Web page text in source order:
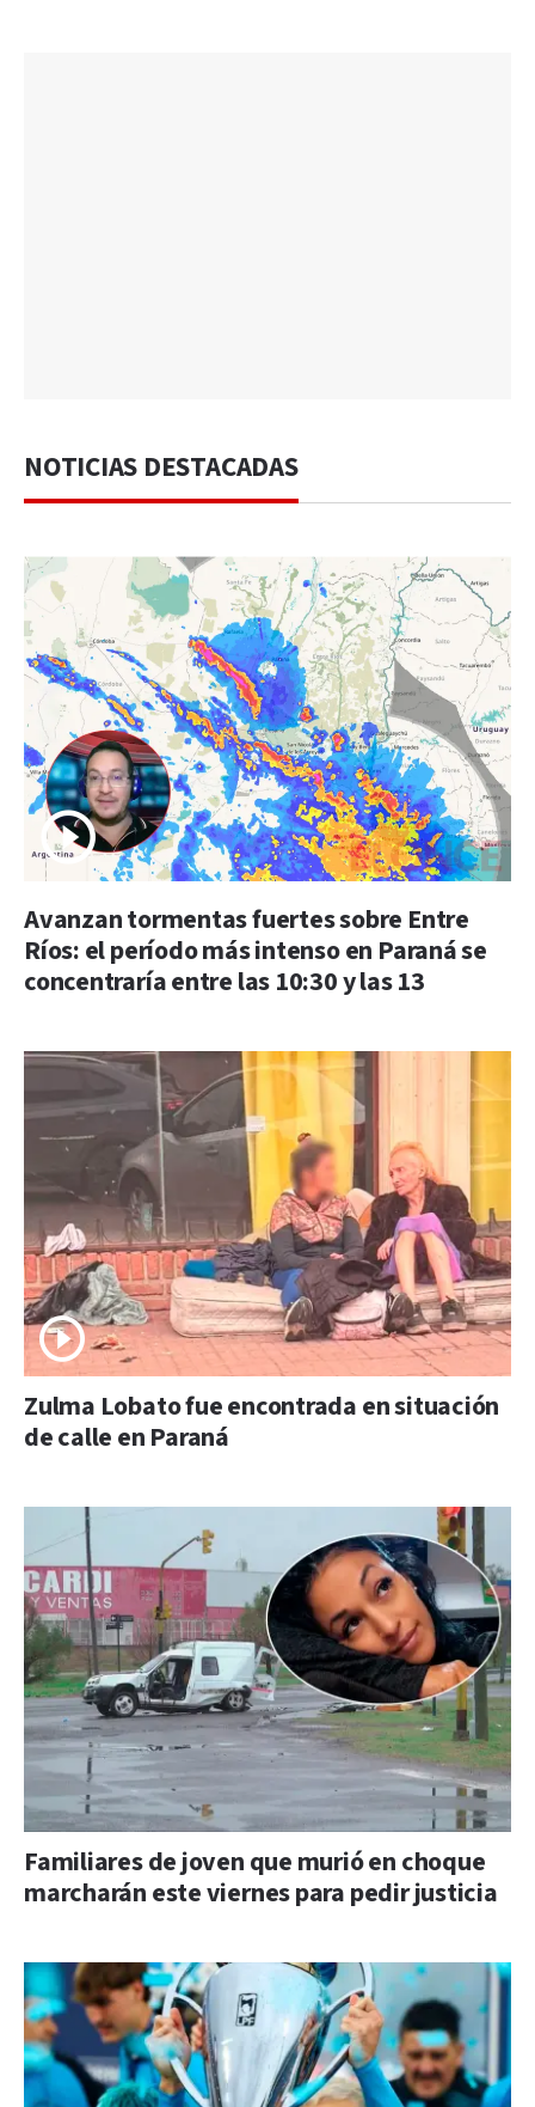
NOTICIAS DESTACADAS
Avanzan tormentas fuertes sobre Entre
Ríos: el período más intenso en Paraná se
concentraría entre las 10:30 y las 13
Zulma Lobato fue encontrada en situación
de calle en Paraná
Familiares de joven que murió en choque
marcharán este viernes para pedir justicia